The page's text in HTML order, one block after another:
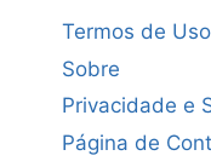
Termos de Uso
Sobre
Privacidade e
Página de